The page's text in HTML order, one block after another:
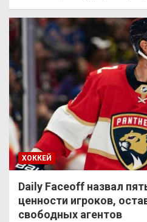
ХОККЕЙ
Daily Faceoff назвал
ценности игроков,
свободных агентов